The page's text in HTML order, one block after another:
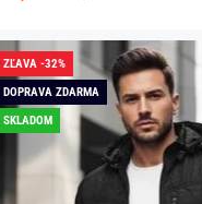
ZĽAVA -32%
DOPRAVA ZDARMA
SKLADOM